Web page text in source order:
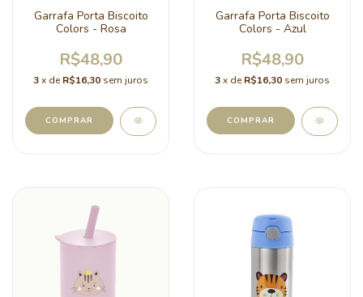
Garrafa Porta Biscoito
Colors - Rosa
R$48,90
3x de R$16,30 sem juros
Garrafa Porta Biscoito
Colors - Azul
R$48,90
3x de R$16,30 sem juros